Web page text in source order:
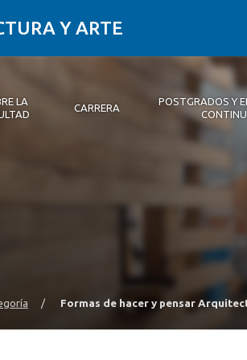
Y ARTE
LA
CARRERA
POSTGRADOS Y
/ Formas de hacer y pensar